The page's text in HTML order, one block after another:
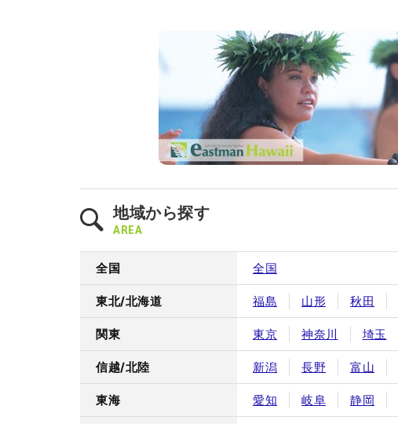
地域から探す
AREA
全国 全国
東北/北海道 福島 山形 秋田
関東 東京 神奈川 埼玉
信越/北陸 新潟 長野 富山
東海 愛知 岐阜 静岡